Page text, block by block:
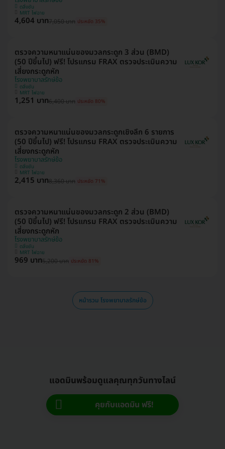
ตลิ่งชัน
MRT ไฟฉาย
4,604 บาท7,050 บาท ประหยัด 35%
ตรวจความหนาแน่นของมวลกระดูก 3 ส่วน (BMD)
(50 ปีขึ้นไป) ฟรี! โปรแกรม FRAX ตรวจประเมินความ
เสี่ยงกระดูกหัก
โรงพยาบาลรักษ์ข้อ
ตลิ่งชัน
MRT ไฟฉาย
1,251 บาท6,400 บาท ประหยัด 80%
ตรวจความหนาแน่นของมวลกระดูกเชิงลึก 6 รายการ
(50 ปีขึ้นไป) ฟรี! โปรแกรม FRAX ตรวจประเมินความ
เสี่ยงกระดูกหัก
โรงพยาบาลรักษ์ข้อ
ตลิ่งชัน
MRT ไฟฉาย
2,415 บาท8,360 บาท ประหยัด 71%
ตรวจความหนาแน่นของมวลกระดูก 2 ส่วน (BMD)
(50 ปีขึ้นไป) ฟรี! โปรแกรม FRAX ตรวจประเมินความ
เสี่ยงกระดูกหัก
โรงพยาบาลรักษ์ข้อ
ตลิ่งชัน
MRT ไฟฉาย
969 บาท5,200 บาท ประหยัด 81%
หน้ารวม โรงพยาบาลรักษ์ข้อ
แอดมินพร้อมดูแลคุณทุกวันทางไลน์
คุยกับแอดมิน ฟรี!